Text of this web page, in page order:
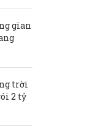
gian
trời
2 tỷ